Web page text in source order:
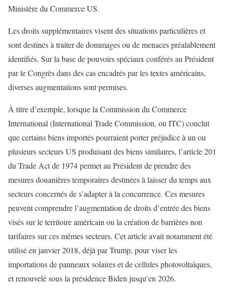
Ministère du Commerce US.
Les droits supplémentaires visent des situations particulières et
sont destinés à traiter de dommages ou de menaces préalablement
identifiés. Sur la base de pouvoirs spéciaux conférés au Président
par le Congrès dans des cas encadrés par les textes américains,
diverses augmentations sont permises.
À titre d’exemple, lorsque la Commission du Commerce
International (International Trade Commission, ou ITC) conclut
que certains biens importés pourraient porter préjudice à un ou
plusieurs secteurs US produisant des biens similaires, l’article 201
du Trade Act de 1974 permet au Président de prendre des
mesures douanières temporaires destinées à laisser du temps aux
secteurs concernés de s’adapter à la concurrence. Ces mesures
peuvent comprendre l’augmentation de droits d’entrée des biens
visés sur le territoire américain ou la création de barrières non
tarifaires sur ces mêmes secteurs. Cet article avait notamment été
utilisé en janvier 2018, déjà par Trump, pour viser les
importations de panneaux solaires et de cellules photovoltaïques,
et renouvelé sous la présidence Biden jusqu’en 2026.